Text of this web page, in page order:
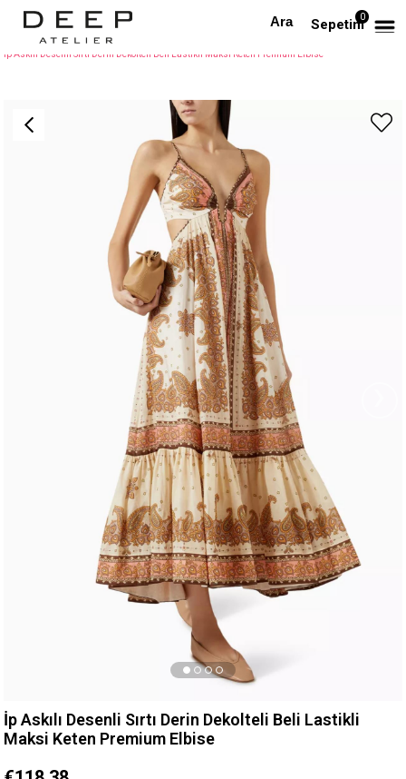
Sepetim0
Anasayfa PREMIUM
İp Askılı Desenli Sırtı Derin Dekolteli Beli Lastikli Maksi Keten Premium Elbise
İp Askılı Desenli Sırtı Derin Dekolteli Beli Lastikli
Maksi Keten Premium Elbise